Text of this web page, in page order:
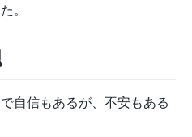
。
自信もあるが、不安もある